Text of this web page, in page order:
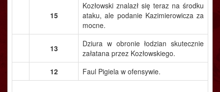
15
Kozłowski znalazł się teraz na środku
ataku, ale podanie Kazimierowicza za
mocne.
13
Dziura w obronie łodzian skutecznie
załatana przez Kozłowskiego.
12
Faul Pigiela w ofensywie.